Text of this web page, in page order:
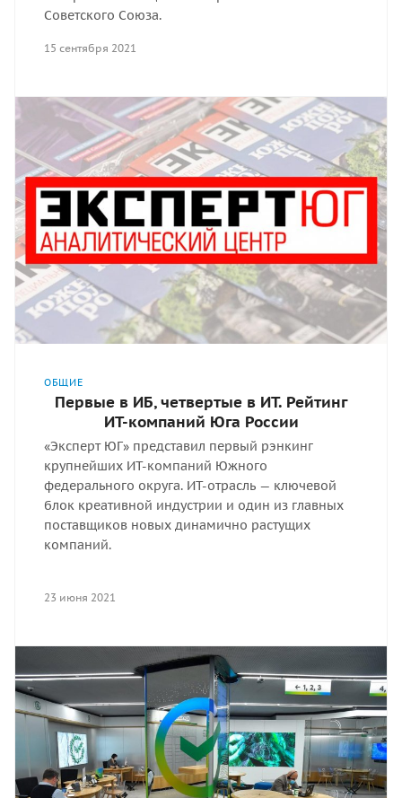
Советского Союза.
15 сентября 2021
ОБЩИЕ
Первые в ИБ, четвертые в ИТ. Рейтинг
ИТ-компаний Юга России
«Эксперт ЮГ» представил первый рэнкинг
крупнейших ИТ-компаний Южного
федерального округа. ИТ-отрасль — ключевой
блок креативной индустрии и один из главных
поставщиков новых динамично растущих
компаний.
23 июня 2021